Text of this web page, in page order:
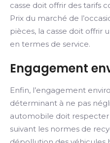
casse doit offrir des tarifs
Prix du marché de
pièces, la casse doit offrir
en termes de service.
Engagement
Enfin, l’engagement
déterminant à ne pas
automobile doit
suivant les normes de